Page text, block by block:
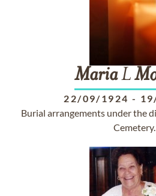
MariaL
22/09/1924 -
Burial arrangements under the
Cemetery.